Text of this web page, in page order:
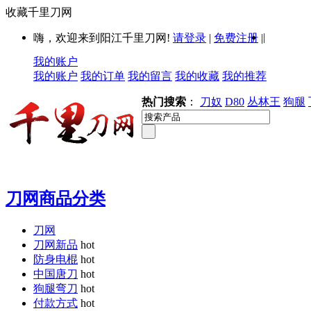
收藏千里刀网
嗨，欢迎来到阳江千里刀网! 请登录 | 免费注册 ||
我的账户
我的账户 我的订单 我的留言 我的收藏 我的推荐
热门搜索 ： 刀奴 D80 丛林王 狗腿
刀网商品分类
刀网
刀网新品 hot
防身电棍 hot
中国唐刀 hot
狗腿弯刀 hot
付款方式 hot